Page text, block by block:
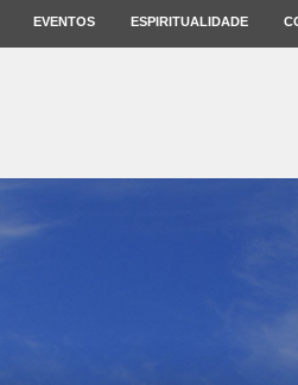
EVENTOS ESPIRITUALIDADE